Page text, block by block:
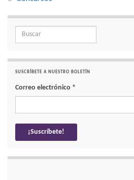
Search for:
SUSCRÍBETE A NUESTRO BOLETÍN
Correo electrónico *